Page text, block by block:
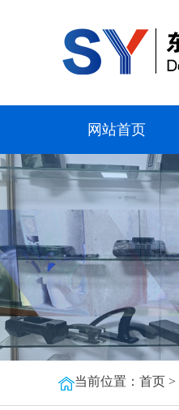
网站首页
当前位置： 首页 >